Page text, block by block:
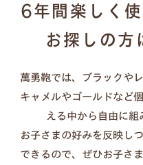
い場所で陰干し
汚れた場合：固く絞っ
長持ちのコツ：カバー
放置しない
傷が気になる時：透明
6年間楽しく
お探しの方
萬勇鞄では、ブラックや
キャメルやゴールドなど
える中から自由に組
お子さまの好みを反映し
できるので、ぜひお子さ